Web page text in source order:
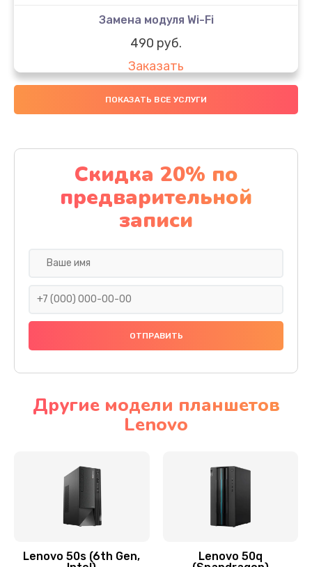
Замена модуля Wi-Fi
490 руб.
Заказать
Замена микрофона
Заказать
Замена аккумулятора
1130 руб.
Заказать
Замена дисплея (экрана)
Замена тачскрина
Замена разъема питания
Замена мультиконтроллера
Заказать
ПОКАЗАТЬ ВСЕ УСЛУГИ
Скидка 20% по
предварительной
записи
Другие модели планшетов
Lenovo
Lenovo 50s (6th Gen,
Lenovo 50q